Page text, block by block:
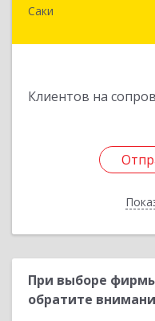
Саки
Клиентов на
При выборе
обратите